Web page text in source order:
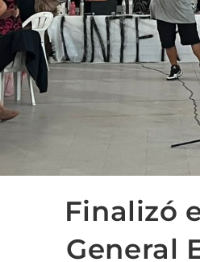
Finalizó
General